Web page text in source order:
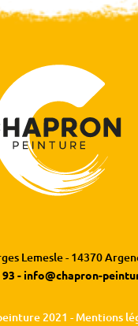
Lemesle - 14370
- info@chapron-
2021 -Mentions